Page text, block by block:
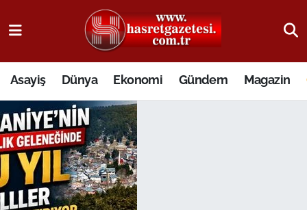
Asayiş Dünya Ekonomi Gündem Magazin
Osmaniye Nöbetçi Eczaneler
Osmaniye Hava Durumu
Osmaniye Trafik Yoğunluk Haritası
Süper Lig Puan Durumu ve Fikstür
Tüm Manşetler